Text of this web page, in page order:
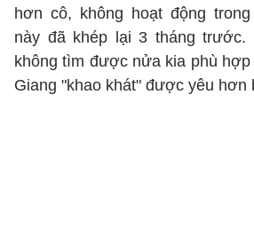
hơn cô, không hoạt động trong
này đã khép lại 3 tháng trước.
không tìm được nửa kia phù
Giang "khao khát" được yêu hơn